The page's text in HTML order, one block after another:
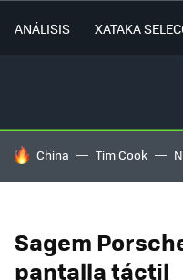
ANÁLISIS XATAKA
HOY SE HABLA DE
China Tim Cook
Sagem
pantalla táctil